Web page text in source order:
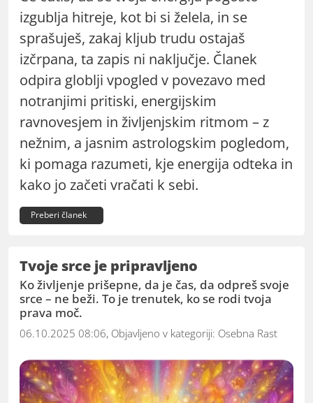
izgublja hitreje, kot bi si želela, in se
sprašuješ, zakaj kljub trudu ostajaš
izčrpana, ta zapis ni naključje. Članek
odpira globlji vpogled v povezavo med
notranjimi pritiski, energijskim
ravnovesjem in življenjskim ritmom – z
nežnim, a jasnim astrologskim pogledom,
ki pomaga razumeti, kje energija odteka in
kako jo začeti vračati k sebi.
Preberi članek
Tvoje srce je pripravljeno
Ko življenje prišepne, da je čas, da odpreš svoje
srce – ne beži. To je trenutek, ko se rodi tvoja
prava moč.
06.10.2025 08:06, Objavljeno v kategoriji: Osebna Rast